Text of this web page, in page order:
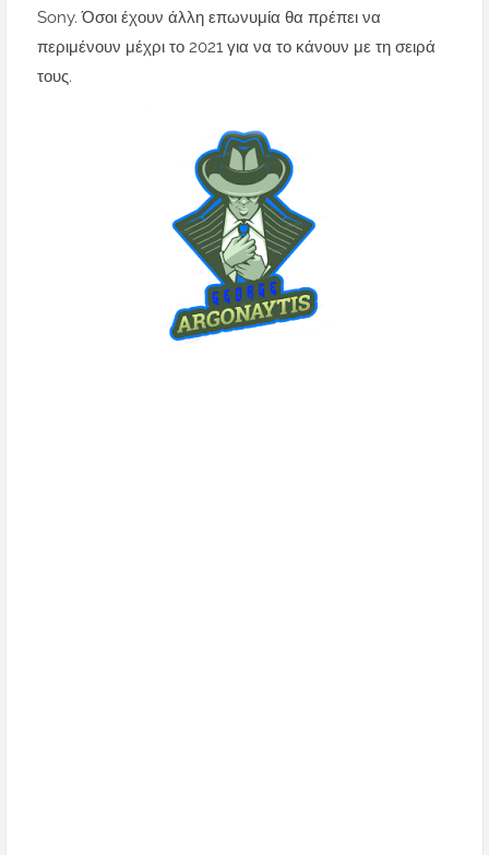
Sony.Όσοι έχουν άλλη επωνυμία θα πρέπει να
περιμένουν μέχρι το 2021 για να το κάνουν με τη σειρά
τους.